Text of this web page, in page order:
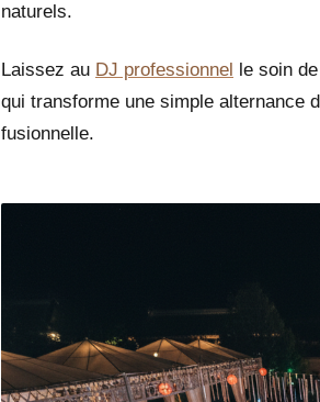
naturels.
Laissez au DJ professionnel le soin
qui transforme une simple alternance
fusionnelle.